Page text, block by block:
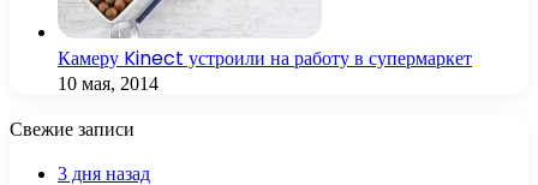
Камеру Kinect устроили на работу в супермаркет
10 мая, 2014
Свежие записи
3 дня назад